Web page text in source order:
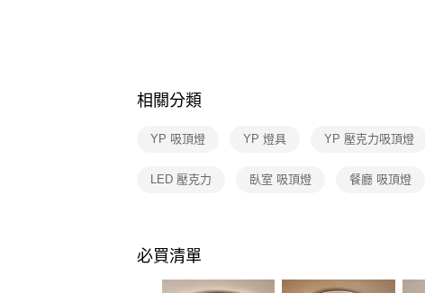
相關分類
YP 吸頂燈 YP 燈具 YP 壓克力吸頂燈
LED 壓克力 臥室 吸頂燈 餐廳 吸頂燈
必買清單